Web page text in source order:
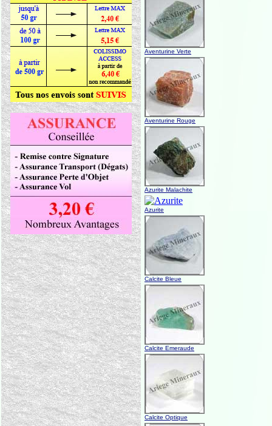
Aventurine Verte
Aventurine Rouge
Azurite Malachite
Azurite
Calcite Bleue
Calcite Emeraude
Calcite Optique